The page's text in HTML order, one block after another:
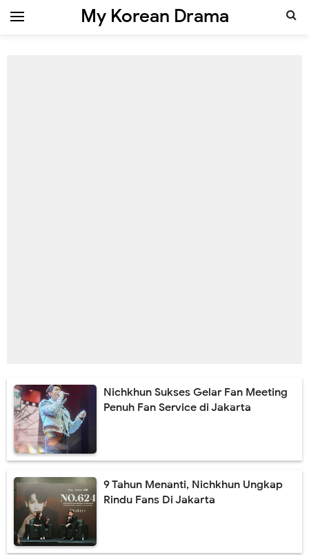
My Korean Drama
Nichkhun Sukses Gelar Fan Meeting
Penuh Fan Service di Jakarta
9 Tahun Menanti, Nichkhun Ungkap
Rindu Fans Di Jakarta